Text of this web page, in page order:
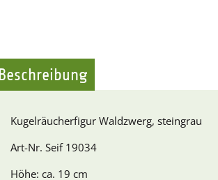
Beschreibung
Kugelräucherfigur Waldzwerg, steingrau
Art-Nr. Seif 19034
Höhe: ca. 19 cm